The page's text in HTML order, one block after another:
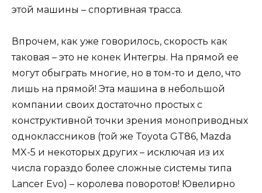
этой машины – спортивная трасса.
Впрочем, как уже говорилось, скорость как
таковая – это не конек Интегры. На прямой ее
могут обыграть многие, но в том-то и дело, что
лишь на прямой! Эта машина в небольшой
компании своих достаточно простых с
конструктивной точки зрения моноприводных
одноклассников (той же Toyota GT86, Mazda
MX-5 и некоторых других – исключая из их
числа гораздо более сложные системы типа
Lancer Evo) – королева поворотов! Ювелирно